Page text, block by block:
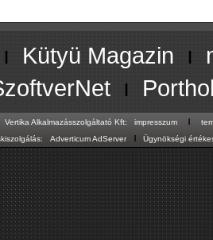
Kütyü Magazinı
ı
Vertika Alkalmazásszolgáltató Kft: impresszum ı
Adverticum AdServer ıÜgynökségi